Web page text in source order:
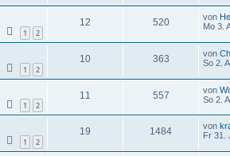
1 2
12 520 von
Mo 3.
1 2
10 363 von
So 2.
1 2
11 557 von
So 2.
1 2
19 1484 von
Fr 31.